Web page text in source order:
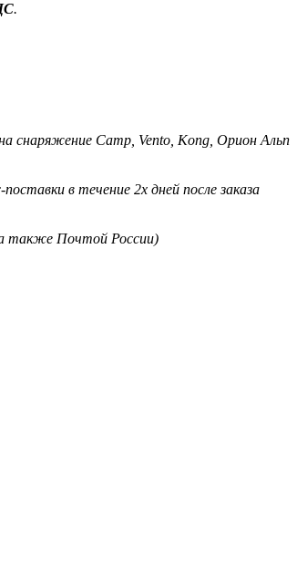
.
снаряжение Camp, Vento, Kong, Орион Альп
в течение 2х дней после заказа
также Почтой России)